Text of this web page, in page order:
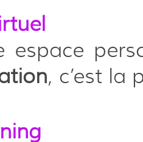
espace
, c’est